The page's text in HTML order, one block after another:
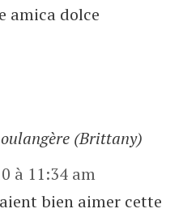
amica dolce
(Brittany)
à 11:34 am
bien aimer cette